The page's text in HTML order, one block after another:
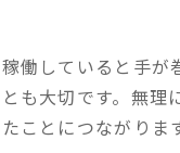
働していると手が
大切です。無理
とにつながりま